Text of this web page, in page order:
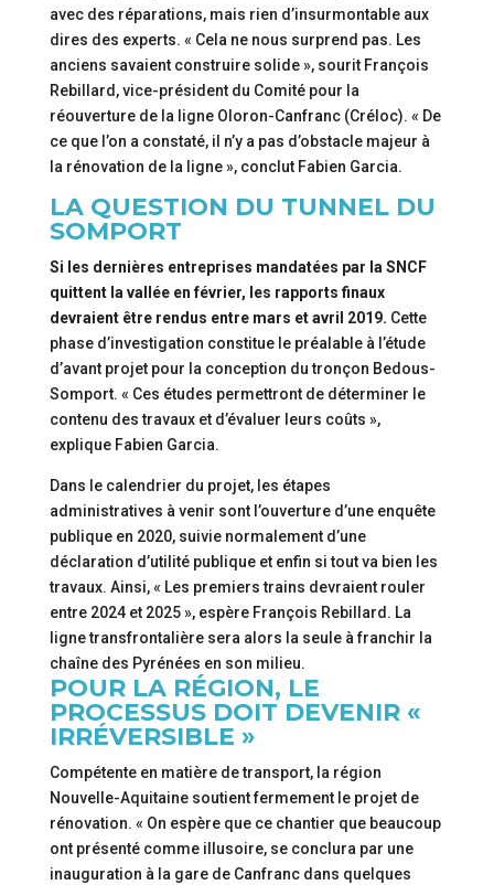
avec des réparations, mais rien d’insurmontable aux
dires des experts. « Cela ne nous surprend pas. Les
anciens savaient construire solide », sourit François
Rebillard, vice-président du Comité pour la
réouverture de la ligne Oloron-Canfranc (Créloc). « De
ce que l’on a constaté, il n’y a pas d’obstacle majeur à
la rénovation de la ligne », conclut Fabien Garcia.
LA QUESTION DU TUNNEL DU
SOMPORT
Si les dernières entreprises mandatées par la SNCF
quittent la vallée en février, les rapports finaux
devraient être rendus entre mars et avril 2019. Cette
phase d’investigation constitue le préalable à l’étude
d’avant projet pour la conception du tronçon Bedous-
Somport. « Ces études permettront de déterminer le
contenu des travaux et d’évaluer leurs coûts »,
explique Fabien Garcia.
Dans le calendrier du projet, les étapes
administratives à venir sont l’ouverture d’une enquête
publique en 2020, suivie normalement d’une
déclaration d’utilité publique et enfin si tout va bien les
travaux. Ainsi, « Les premiers trains devraient rouler
entre 2024 et 2025 », espère François Rebillard. La
ligne transfrontalière sera alors la seule à franchir la
chaîne des Pyrénées en son milieu.
POUR LA RÉGION, LE
PROCESSUS DOIT DEVENIR «
IRRÉVERSIBLE »
Compétente en matière de transport, la région
Nouvelle-Aquitaine soutient fermement le projet de
rénovation. « On espère que ce chantier que beaucoup
ont présenté comme illusoire, se conclura par une
inauguration à la gare de Canfranc dans quelques